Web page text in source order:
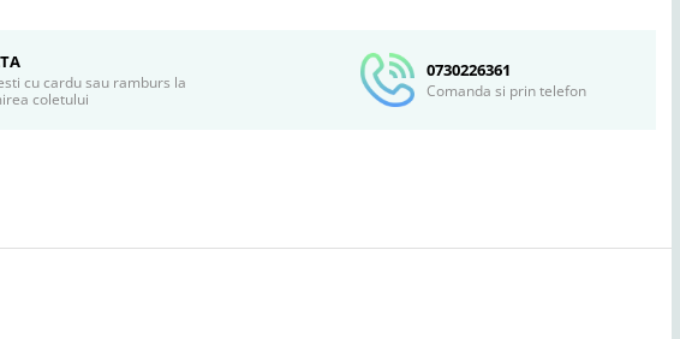
cu cardu sau ramburs la
coletului
0730226361
Comanda si prin telefon